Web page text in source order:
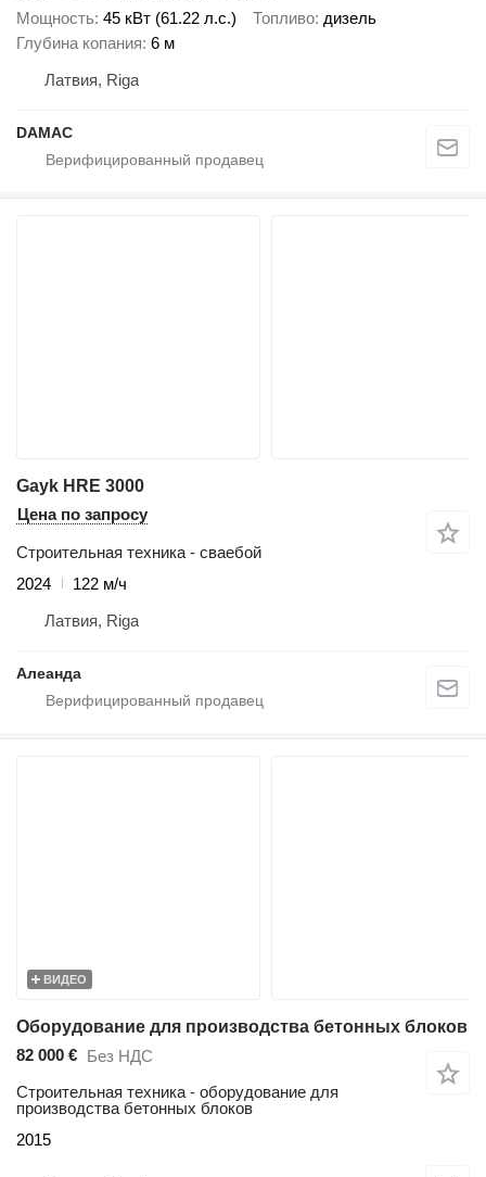
Мощность 45 кВт (61.22 л.с.) Топливо дизель
Глубина копания 6 м
Латвия, Riga
DAMAC
Gayk HRE 3000
Цена по запросу
Строительная техника - сваебой
2024
122 м/ч
Латвия, Riga
Алеанда
ВИДЕО
Оборудование для производства бетонных блоков
82 000 € Без НДС
Строительная техника - оборудование для
производства бетонных блоков
2015